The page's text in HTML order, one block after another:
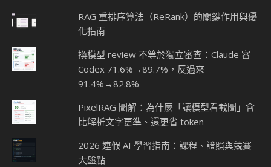
RAG 重排序算法（ReRank）的關鍵作用與優
化指南
換模型 review 不等於獨立審查：Claude 審
Codex 71.6%→89.7%，反過來
91.4%→82.8%
PixelRAG 圖解：為什麼「讓模型看截圖」會
比解析文字更準、還更省 token
2026 連假 AI 學習指南：課程、證照與競賽
大盤點